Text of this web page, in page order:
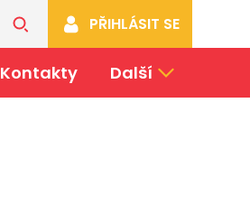
PŘIHLÁSIT SE
Kontakty Další